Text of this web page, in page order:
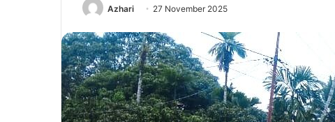
Azhari 27 November 2025